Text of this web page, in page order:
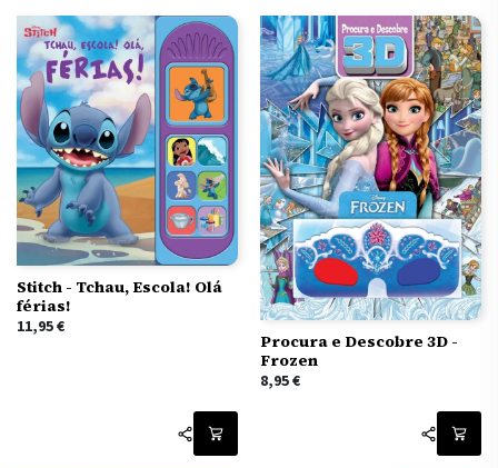
Stitch - Tchau, Escola! Olá
férias!
11,95€
Procura e Descobre 3D -
Frozen
8,95€